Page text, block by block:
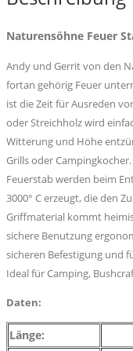
Naturensöhne Feuer
Andy und Gerrit von den
fortan gehörig Feuer
ist die Zeit für Ausreden
oder Streichholz wird
Witterung und Höhe
Grills oder
Feuerstab werden beim
3000° C erzeugt, die den
Griffmaterial kommt
sichere Benutzung
sicheren Befestigung und
Ideal für Camping,
Daten:
Länge: